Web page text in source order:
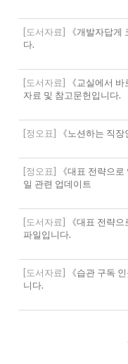
[도서자료]
《개발자답게
다.
[도서자료]
《교실에서
자료 및 참고문헌입니다.
[정오표]
《노션하는 직
[정오표]
《대표 전략으
일 관련 업데이트
[도서자료]
《대표 전략
파일입니다.
[도서자료]
《습관 구독
니다.